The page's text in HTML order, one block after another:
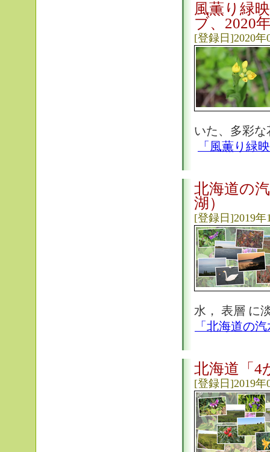
風薫り緑
ブ、2020
[登録日]2020年
いた、多彩
「風薫り緑
北海道の
湖）
[登録日]2019年
水， 表層 に
「北海道の
北海道「4
[登録日]2019年